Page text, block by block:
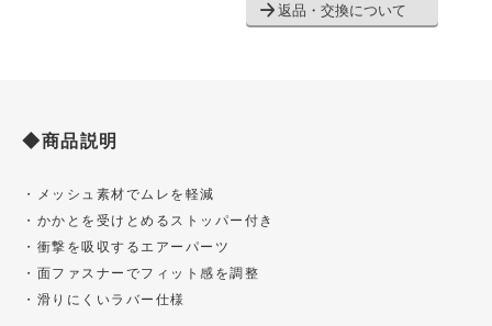
返品・交換について
◆商品説明
・メッシュ素材でムレを軽減
・かかとを受けとめるストッパー付き
・衝撃を吸収するエアーパーツ
・面ファスナーでフィット感を調整
・滑りにくいラバー仕様